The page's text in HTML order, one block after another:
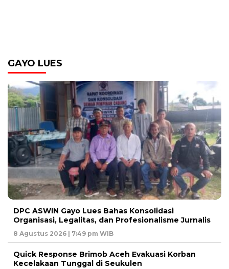
GAYO LUES
DPC ASWIN Gayo Lues Bahas Konsolidasi
Organisasi, Legalitas, dan Profesionalisme Jurnalis
8 Agustus 2026 | 7:49 pm WIB
Quick Response Brimob Aceh Evakuasi Korban
Kecelakaan Tunggal di Seukulen